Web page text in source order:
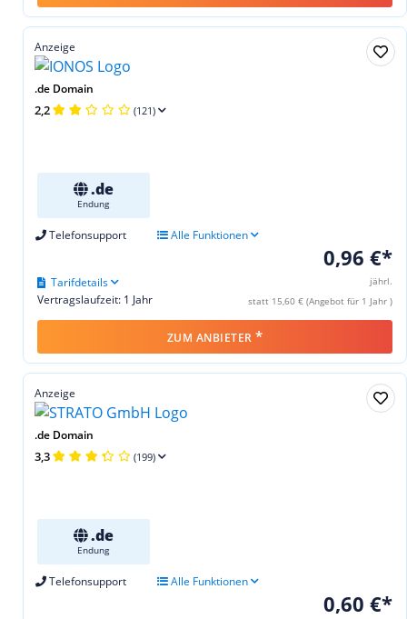
Anzeige
.de Domain
2,2 (121)
.de
Endung
Telefonsupport Alle Funktionen
0,96 €*
jährl.
statt 15,60 € (Angebot für 1 Jahr )
Vertragslaufzeit: 1 Jahr
Tarifdetails
ZUM ANBIETER *
Anzeige
.de Domain
3,3 (199)
.de
Endung
Telefonsupport Alle Funktionen
0,60 €*